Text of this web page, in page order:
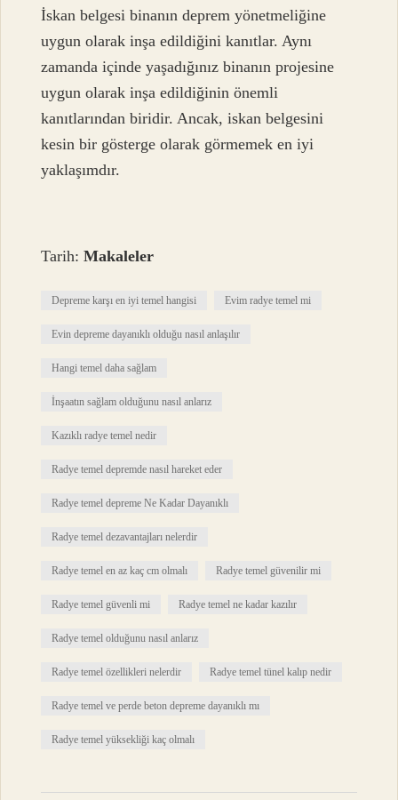
İskan belgesi binanın deprem yönetmeliğine
uygun olarak inşa edildiğini kanıtlar. Aynı
zamanda içinde yaşadığınız binanın projesine
uygun olarak inşa edildiğinin önemli
kanıtlarından biridir. Ancak, iskan belgesini
kesin bir gösterge olarak görmemek en iyi
yaklaşımdır.
Tarih:Makaleler
Depreme karşı en iyi temel hangisi Evim radye temel mi
Evin depreme dayanıklı olduğu nasıl anlaşılır
Hangi temel daha sağlam
İnşaatın sağlam olduğunu nasıl anlarız
Kazıklı radye temel nedir
Radye temel depremde nasıl hareket eder
Radye temel depreme Ne Kadar Dayanıklı
Radye temel dezavantajları nelerdir
Radye temel en az kaç cm olmalı Radye temel güvenilir mi
Radye temel güvenli mi Radye temel ne kadar kazılır
Radye temel olduğunu nasıl anlarız
Radye temel özellikleri nelerdir Radye temel tünel kalıp nedir
Radye temel ve perde beton depreme dayanıklı mı
Radye temel yüksekliği kaç olmalı